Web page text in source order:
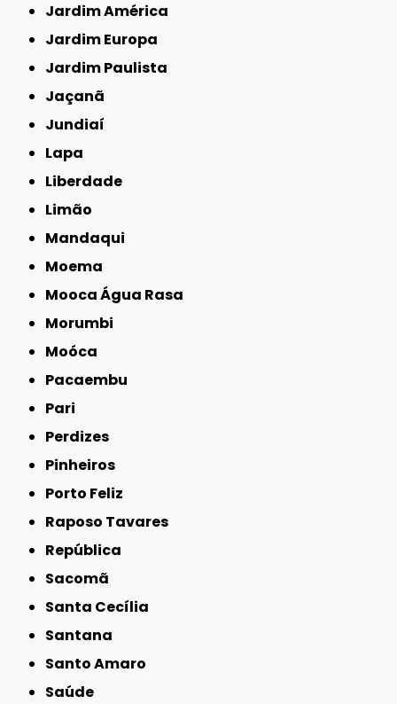
Jardim América
Jardim Europa
Jardim Paulista
Jaçanã
Jundiaí
Lapa
Liberdade
Limão
Mandaqui
Moema
Mooca Água Rasa
Morumbi
Moóca
Pacaembu
Pari
Perdizes
Pinheiros
Porto Feliz
Raposo Tavares
República
Sacomã
Santa Cecília
Santana
Santo Amaro
Saúde